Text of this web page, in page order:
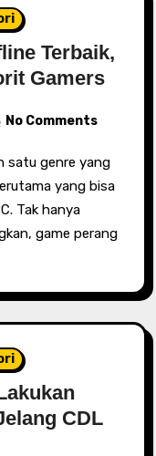
Terbaik,
Gamers
No Comments
yang bisa
Tak hanya
game perang
CDL